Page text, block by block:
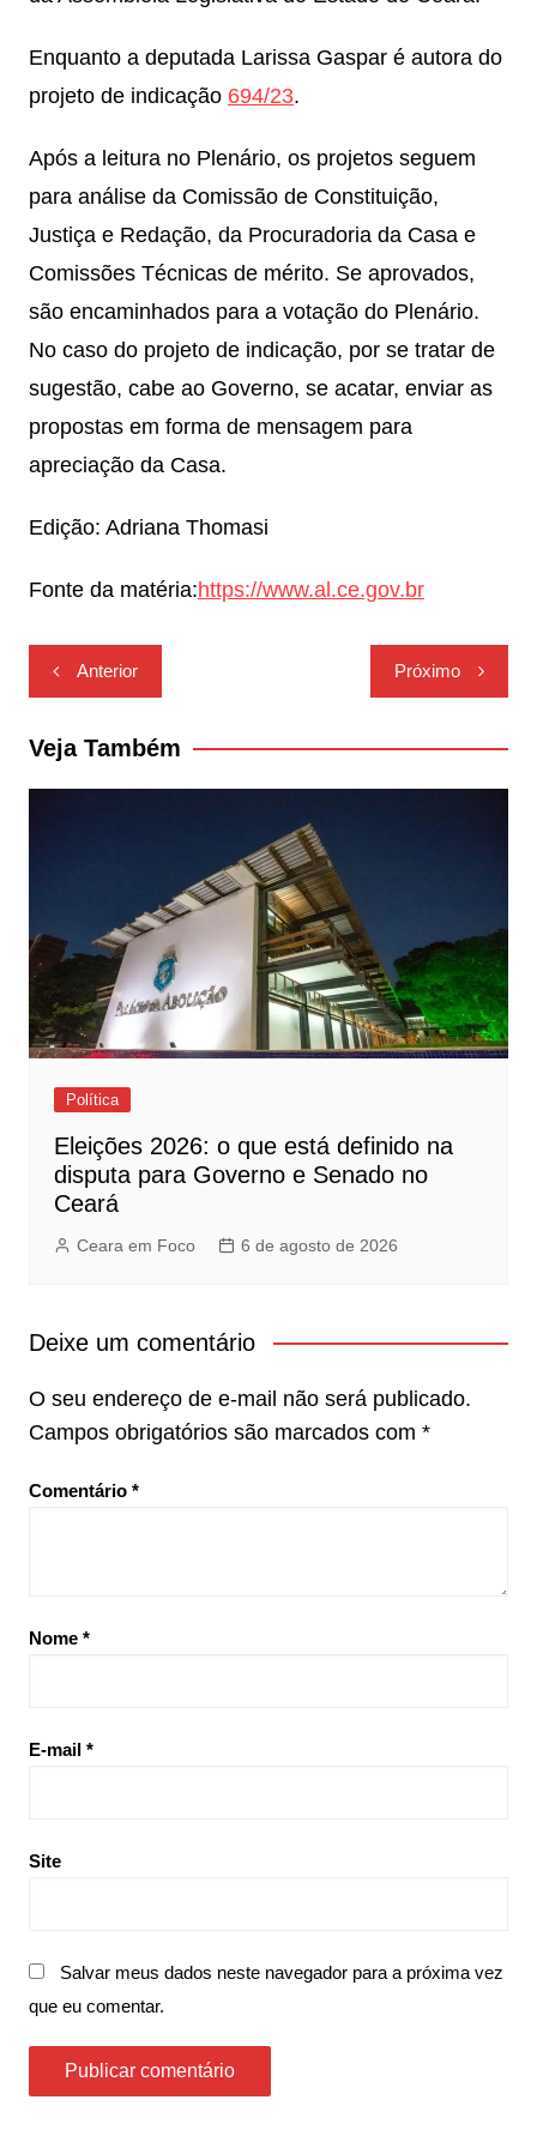
Enquanto a deputada Larissa Gaspar é autora do
projeto de indicação 694/23.
Após a leitura no Plenário, os projetos seguem
para análise da Comissão de Constituição,
Justiça e Redação, da Procuradoria da Casa e
Comissões Técnicas de mérito. Se aprovados,
são encaminhados para a votação do Plenário.
No caso do projeto de indicação, por se tratar de
sugestão, cabe ao Governo, se acatar, enviar as
propostas em forma de mensagem para
apreciação da Casa.
Edição: Adriana Thomasi
Fonte da matéria:https://www.al.ce.gov.br
Navegação
de
Post
Anterior Próximo
Veja Também
Política
Eleições 2026: o que está definido na
disputa para Governo e Senado no
Ceará
Ceara em Foco 6 de agosto de 2026
Deixe um comentário
O seu endereço de e-mail não será publicado.
Campos obrigatórios são marcados com *
Comentário *
Nome *
E-mail *
Site
Salvar meus dados neste navegador para a próxima vez
que eu comentar.